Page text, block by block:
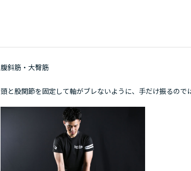
腹斜筋・大臀筋
頭と股関節を固定して軸がブレないように、手だけ振るので